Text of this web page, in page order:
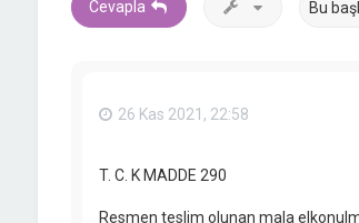
Cevapla
26 Kas 2021, 22:58
T. C. K MADDE 290
Resmen teslim olunan mala